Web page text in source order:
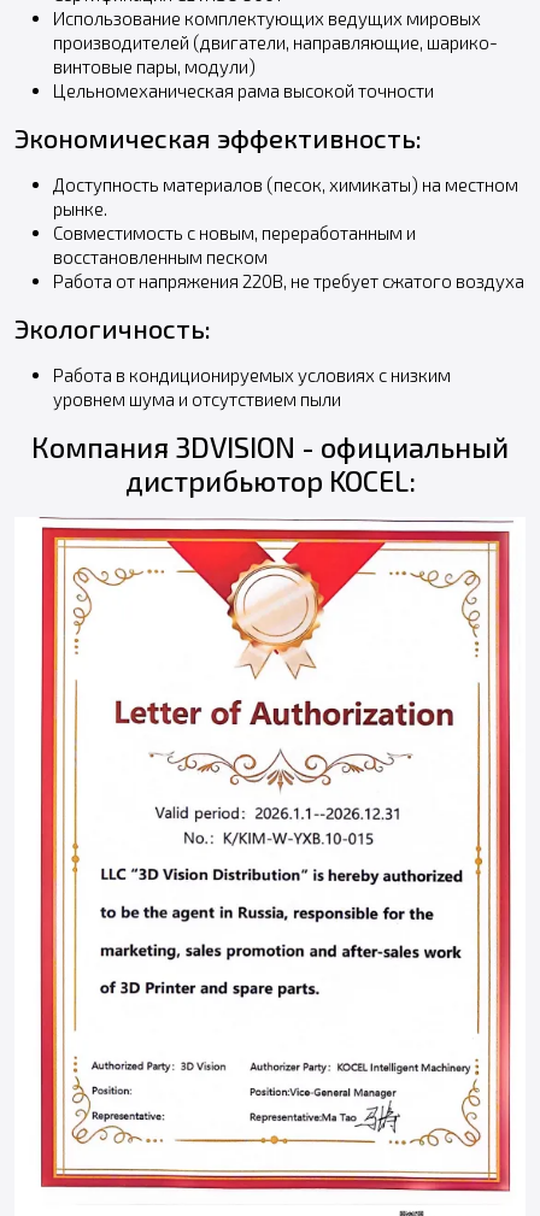
Использование комплектующих ведущих мировых
производителей (двигатели, направляющие, шарико-
винтовые пары, модули)
Цельномеханическая рама высокой точности
Экономическая эффективность:
Доступность материалов (песок, химикаты) на местном
рынке.
Совместимость с новым, переработанным и
восстановленным песком
Работа от напряжения 220В, не требует сжатого воздуха
Экологичность:
Работа в кондиционируемых условиях с низким
уровнем шума и отсутствием пыли
Компания 3DVISION - официальный
дистрибьютор KOCEL: